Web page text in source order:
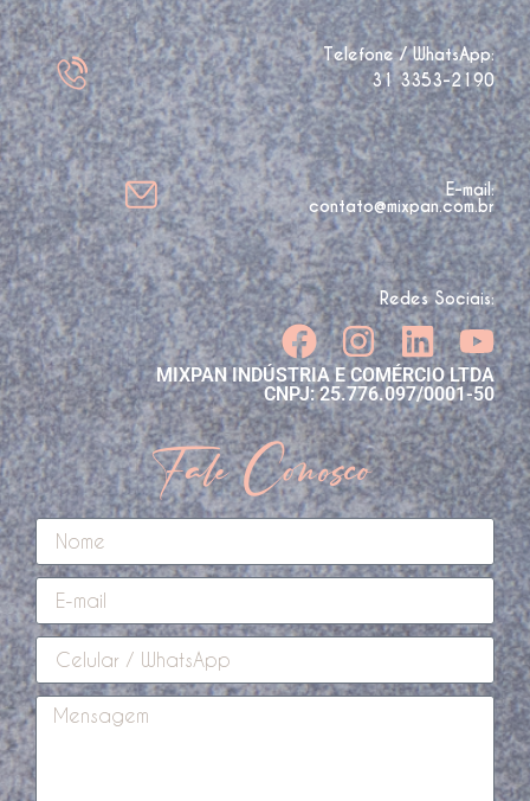
Telefone / WhatsApp:
31 3353-2190
E-mail:
contato@mixpan.com.br
Redes Sociais:
MIXPAN INDÚSTRIA E COMÉRCIO LTDA
CNPJ: 25.776.097/0001-50
Fale Conosco